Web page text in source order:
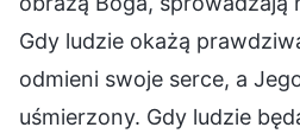
Gdy ludzie okażą
odmieni swoje serce, a
uśmierzony. Gdy ludzie